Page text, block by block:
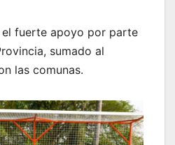
el fuerte apoyo por parte
sumado al
las comunas.